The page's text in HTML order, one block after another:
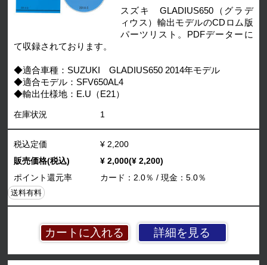
スズキ GLADIUS650（グラデ
ィウス）輸出モデルのCDロム版
パーツリスト。PDFデーターに
て収録されております。
◆適合車種：SUZUKI GLADIUS650 2014年モデル
◆適合モデル：SFV650AL4
◆輸出仕様地：E.U（E21）
在庫状況 1
詳細を見る
税込定価
¥ 2,200
販売価格(税込)
¥ 2,000(¥ 2,200)
ポイント還元率
カード：2.0％ / 現金：5.0％
送料有料